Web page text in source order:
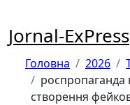
контенту
Jornal-ExPress
Головна 2026
роспропаганда
створення